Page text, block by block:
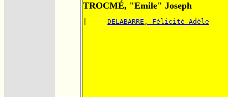
TROCMÉ, "Emile" Joseph
|-----DELABARRE, Félicité Adèle